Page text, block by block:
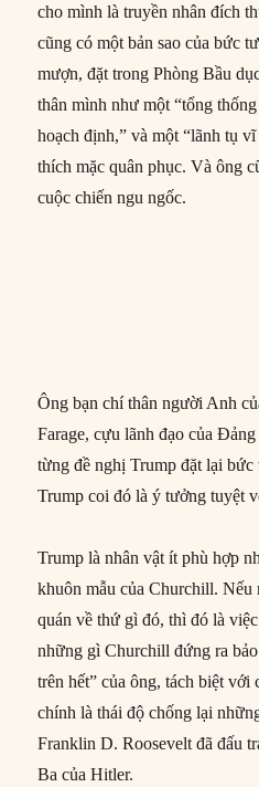
cho mình là truyền nhân đích
cũng có một bản sao của bức
mượn, đặt trong Phòng Bầu
thân mình như một “tổng
hoạch định,” và một “lãnh tụ
thích mặc quân phục. Và ông
cuộc chiến ngu ngốc.
Ông bạn chí thân người Anh
Farage, cựu lãnh đạo của
từng đề nghị Trump đặt lại
Trump coi đó là ý tưởng tuyệt
Trump là nhân vật ít phù hợp
khuôn mẫu của Churchill. Nếu
quán về thứ gì đó, thì đó là
những gì Churchill đứng ra
trên hết” của ông, tách biệt
chính là thái độ chống lại
Franklin D. Roosevelt đã đấu
Ba của Hitler.